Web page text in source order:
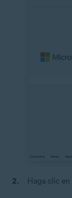
Haga clic en